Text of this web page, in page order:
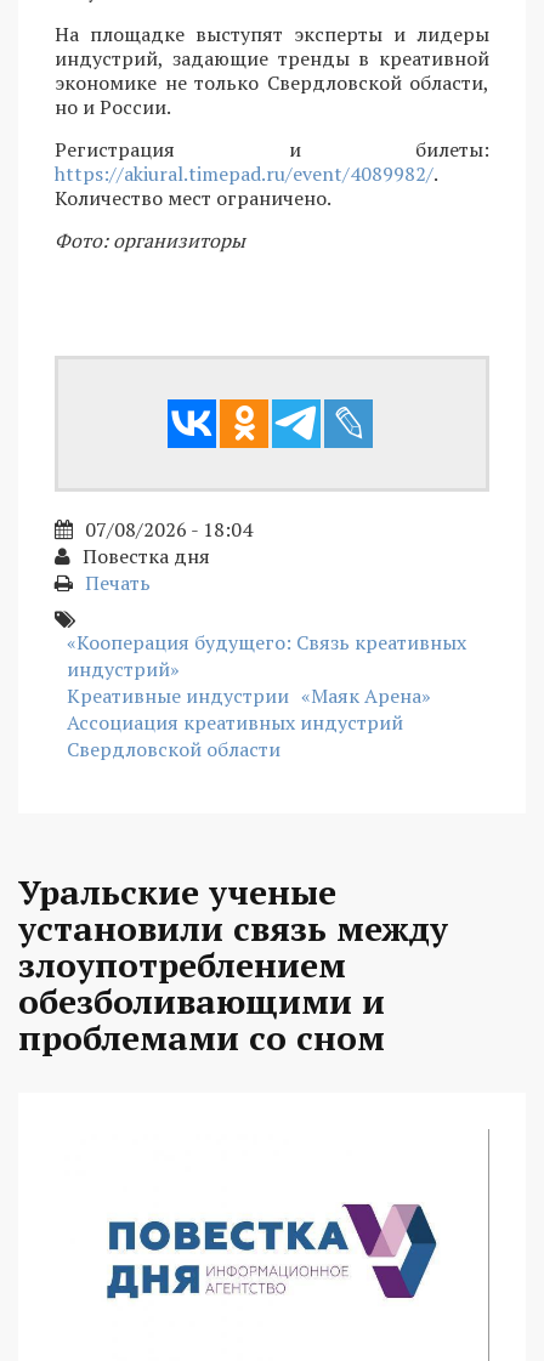
На площадке выступят эксперты и лидеры
индустрий, задающие тренды в креативной
экономике не только Свердловской области,
но и России.
Регистрация и билеты:
https://akiural.timepad.ru/event/4089982/.
Количество мест ограничено.
Фото: организиторы
07/08/2026 - 18:04
Повестка дня
Печать
«Кооперация будущего: Связь креативных
индустрий»
Креативные индустрии «Маяк Арена»
Ассоциация креативных индустрий
Свердловской области
Уральские ученые
установили связь между
злоупотреблением
обезболивающими и
проблемами со сном